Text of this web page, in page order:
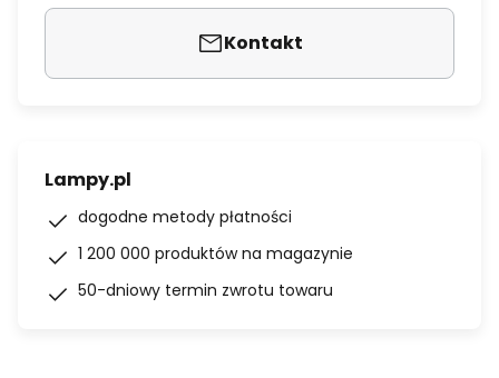
Kontakt
Lampy.pl
dogodne metody płatności
1 200 000 produktów na magazynie
50-dniowy termin zwrotu towaru